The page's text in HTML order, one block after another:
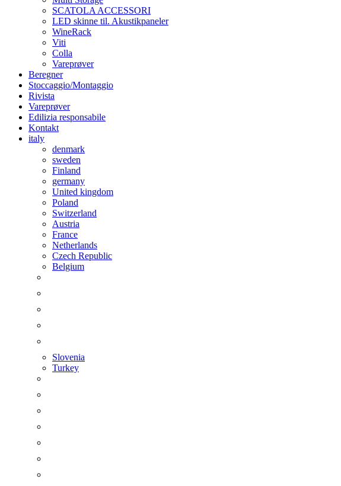
SCATOLA ACCESSORI
LED skinne til. Akustikpaneler
WineRack
Viti
Colla
Vareprøver
Beregner
Stoccaggio/Montaggio
Rivista
Vareprøver
Edilizia responsabile
Kontakt
italy
denmark
sweden
Finland
germany
United kingdom
Poland
Switzerland
Austria
France
Netherlands
Czech Republic
Belgium
Slovenia
Turkey